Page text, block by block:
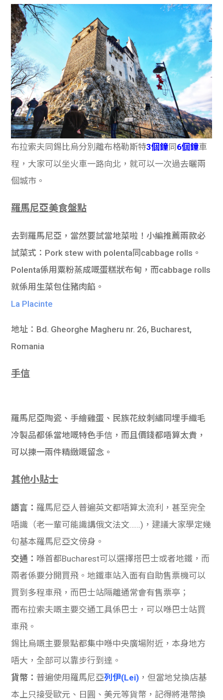
布拉索夫同錫比烏分別離布格勒斯特3個鐘同6個鐘車
程，大家可以坐火車一路向北，就可以一次過去曬兩
個城市。
羅馬尼亞美食盤點
去到羅馬尼亞，當然要試當地菜啦！小編推薦兩款必
試菜式：Pork stew with polenta同cabbage rolls。
Polenta係用粟粉蒸成嘅蛋糕狀布甸，而cabbage rolls
就係用生菜包住豬肉餡。
La Placinte
地址：Bd. Gheorghe Magheru nr. 26, Bucharest,
Romania
手信
羅馬尼亞陶瓷、手繪雞蛋、民族花紋刺繡同埋手織毛
冷製品都係當地嘅特色手信，而且價錢都唔算太貴，
可以揀一兩件精緻嘅留念。
其他小貼士
語言： 羅馬尼亞人普遍英文都唔算太流利，甚至完全
唔識（老一輩可能識講俄文法文……)，建議大家學定幾
句基本羅馬尼亞文傍身。
交通： 喺首都Bucharest可以選擇搭巴士或者地鐵，而
兩者係要分開買飛。地鐵車站入面有自助售票機可以
買到多程車飛，而巴士站隔離通常會有售票亭；
而布拉索夫嘅主要交通工具係巴士，可以喺巴士站買
車飛。
錫比烏嘅主要景點都集中喺中央廣場附近，本身地方
唔大，全部可以靠步行到達。
貨幣：普遍使用羅馬尼亞列伊(Lei) ，但當地兌換店基
本上只接受歐元、日圓、美元等貨幣，記得將港幣換